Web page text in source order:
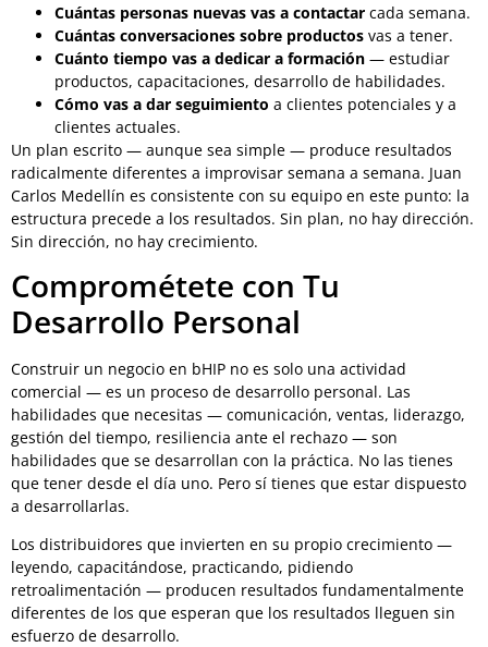
Cuántas personas nuevas vas a contactar cada semana.
Cuántas conversaciones sobre productos vas a tener.
Cuánto tiempo vas a dedicar a formación — estudiar
productos, capacitaciones, desarrollo de habilidades.
Cómo vas a dar seguimiento a clientes potenciales y a
clientes actuales.
Un plan escrito — aunque sea simple — produce resultados
radicalmente diferentes a improvisar semana a semana. Juan
Carlos Medellín es consistente con su equipo en este punto: la
estructura precede a los resultados. Sin plan, no hay dirección.
Sin dirección, no hay crecimiento.
Comprométete con Tu
Desarrollo Personal
Construir un negocio en bHIP no es solo una actividad
comercial — es un proceso de desarrollo personal. Las
habilidades que necesitas — comunicación, ventas, liderazgo,
gestión del tiempo, resiliencia ante el rechazo — son
habilidades que se desarrollan con la práctica. No las tienes
que tener desde el día uno. Pero sí tienes que estar dispuesto
a desarrollarlas.
Los distribuidores que invierten en su propio crecimiento —
leyendo, capacitándose, practicando, pidiendo
retroalimentación — producen resultados fundamentalmente
diferentes de los que esperan que los resultados lleguen sin
esfuerzo de desarrollo.